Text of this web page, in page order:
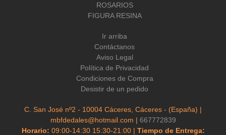
ROSARIOS
FIGURA RESINA
Ir arriba
Contáctanos
Aviso Legal
Política de Privacidad
Condiciones de Compra
Desistir de un pedido
C. San José nº2 - 10004 Cáceres, Cáceres - (España) |
mbfdedales@hotmail.com | 667772839
Horario: 09:00-14:30 15:30-21:00 | Tiempo de Entrega: